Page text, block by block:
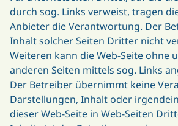
durch sog. Links verweist, tragen
Anbieter die Verantwortung. Der
Inhalt solcher Seiten Dritter nicht
Weiteren kann die Web-Seite ohne
anderen Seiten mittels sog. Links
Der Betreiber übernimmt keine
Darstellungen, Inhalt oder
dieser Web-Seite in Web-Seiten